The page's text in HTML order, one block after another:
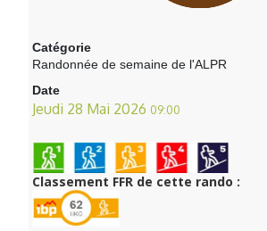
Catégorie
Randonnée de semaine de l'ALPR
Date
Jeudi 28 Mai 2026 09:00
Classement FFR de cette rando :